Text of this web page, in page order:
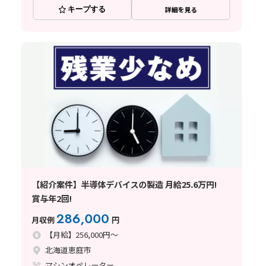
キープする 詳細を見る
【紹介案件】半導体デバイスの製造 月給25.6万円!
賞与年2回!
月収例286,000 円
【月給】256,000円～
北海道恵庭市